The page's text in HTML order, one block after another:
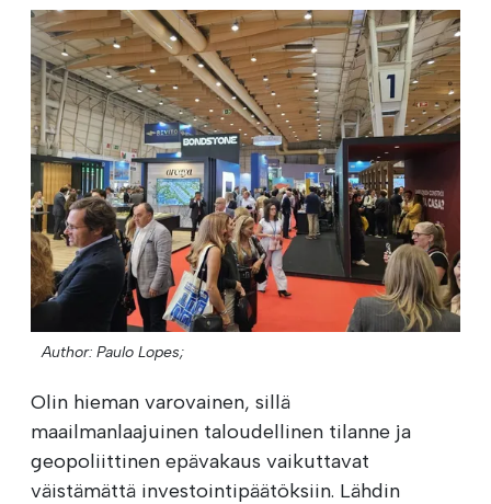
Author: Paulo Lopes;
Olin hieman varovainen, sillä
maailmanlaajuinen taloudellinen tilanne ja
geopoliittinen epävakaus vaikuttavat
väistämättä investointipäätöksiin. Lähdin